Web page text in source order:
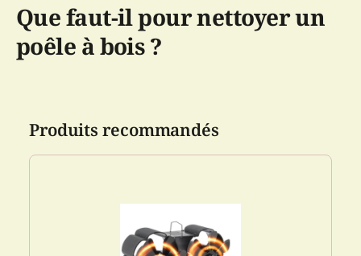
Que faut-il pour nettoyer un
poêle à bois ?
Produits recommandés